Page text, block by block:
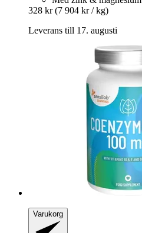
328 kr (7 904 kr / kg)
Leverans till 17. augusti
Varukorg